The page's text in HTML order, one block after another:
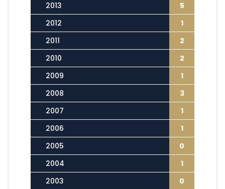
2013
5
2012
1
2011
2
2010
2
2009
1
2008
3
2007
1
2006
1
2005
0
2004
1
2003
0